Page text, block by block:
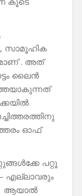
സാമൂഹിക
. അത്
ലൈൻ
ഓഫ്
പറ്റൂ
– എല്ലാവരും
ആയാൽ